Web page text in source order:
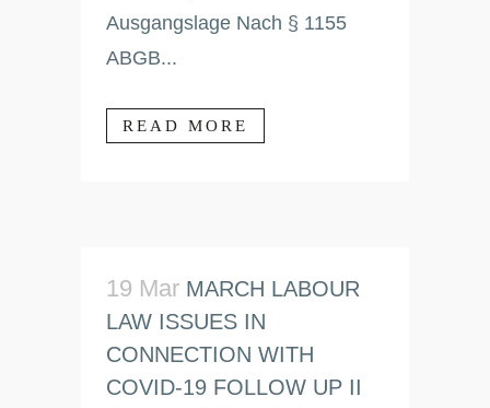
Ausgangslage Nach § 1155
ABGB...
READ MORE
19 Mar MARCH LABOUR
LAW ISSUES IN
CONNECTION WITH
COVID-19 FOLLOW UP II